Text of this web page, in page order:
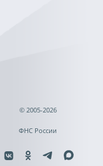
© 2005-2026
ФНС России